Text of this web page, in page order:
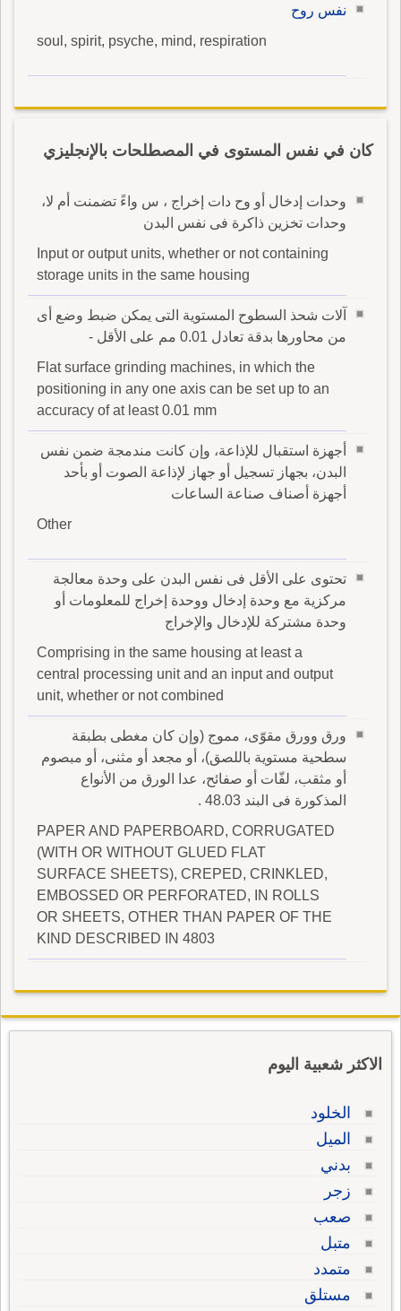
نفس روح
soul, spirit, psyche, mind, respiration
كان في نفس المستوى في المصطلحات بالإنجليزي
وحدات إدخال أو وح دات إخراج ، س واءً تضمنت أم لا،
وحدات تخزين ذاكرة فى نفس البدن
Input or output units, whether or not containing
storage units in the same housing
آلات شحذ السطوح المستوية التى يمكن ضبط وضع أى
من محاورها بدقة تعادل 0.01 مم على الأقل -
Flat surface grinding machines, in which the
positioning in any one axis can be set up to an
accuracy of at least 0.01 mm
أجهزة استقبال للإذاعة، وإن كانت مندمجة ضمن نفس
البدن، بجهاز تسجيل أو جهاز لإذاعة الصوت أو بأحد
أجهزة أصناف صناعة الساعات
Other
تحتوى على الأقل فى نفس البدن على وحدة معالجة
مركزية مع وحدة إدخال ووحدة إخراج للمعلومات أو
وحدة مشتركة للإدخال والإخراج
Comprising in the same housing at least a
central processing unit and an input and output
unit, whether or not combined
ورق وورق مقوّى، مموج (وإن كان مغطى بطبقة
سطحية مستوية باللصق)، أو مجعد أو مثنى، أو مبصوم
أو مثقب، لفّات أو صفائح، عدا الورق من الأنواع
المذكورة فى البند 48.03 .
PAPER AND PAPERBOARD, CORRUGATED
(WITH OR WITHOUT GLUED FLAT
SURFACE SHEETS), CREPED, CRINKLED,
EMBOSSED OR PERFORATED, IN ROLLS
OR SHEETS, OTHER THAN PAPER OF THE
KIND DESCRIBED IN 4803
الاكثر شعبية اليوم
الخلود
الميل
بدني
زجر
صعب
متبل
متمدد
مستلق